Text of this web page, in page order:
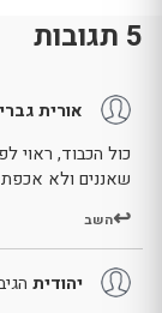
5 תגובות
אורית
כול הכבוד, ראוי
שאננים ולא
השב
יהודית